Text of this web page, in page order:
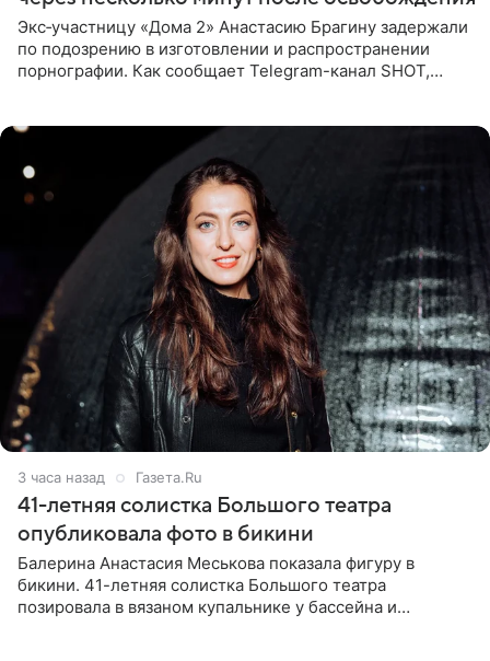
Экс‑участницу «Дома 2» Анастасию Брагину задержали
по подозрению в изготовлении и распространении
порнографии. Как сообщает Telegram-канал SHOT,
3 часа назад Газета.Ru
41-летняя солистка Большого театра
опубликовала фото в бикини
Балерина Анастасия Меськова показала фигуру в
бикини. 41-летняя солистка Большого театра
позировала в вязаном купальнике у бассейна и